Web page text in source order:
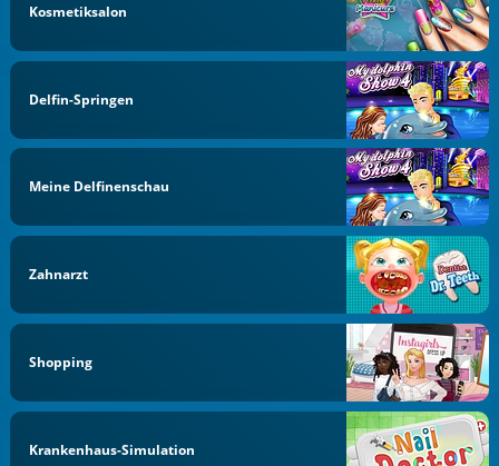
Kosmetiksalon
Delfin-Springen
Meine Delfinenschau
Zahnarzt
Shopping
Krankenhaus-Simulation